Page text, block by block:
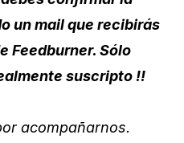
un mail que recibirás
Feedburner. Sólo
suscripto !!
acompañarnos.